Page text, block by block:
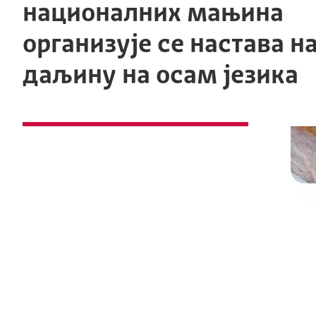
националних мањина
организује се настава
даљину на осам језика